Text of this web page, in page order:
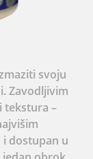
svoju
Zavodljivim
tekstura –
dostupan u